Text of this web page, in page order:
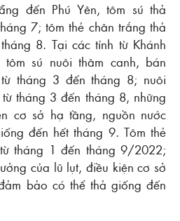
đến Phú Yên, tôm sú thả
7; tôm thẻ chân trắng thả
8. Tại các tỉnh từ Khánh
tôm sú nuôi thâm canh, bán
tháng 3 đến tháng 8; nuôi
tháng 3 đến tháng 8, những
cơ sở hạ tầng, nguồn nước
đến hết tháng 9. Tôm thẻ
tháng 1 đến tháng 9/2022;
của lũ lụt, điều kiện cơ sở
bảo có thể thả giống đến